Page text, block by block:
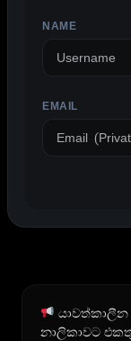
NAME
EMAIL
යාවත්කාලීන
නාලිකාවට